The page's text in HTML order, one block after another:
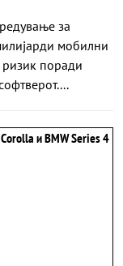
за
мобилни
поради